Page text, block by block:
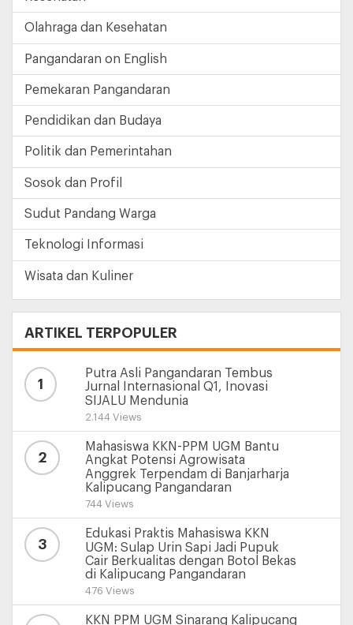
Olahraga dan Kesehatan
Pangandaran on English
Pemekaran Pangandaran
Pendidikan dan Budaya
Politik dan Pemerintahan
Sosok dan Profil
Sudut Pandang Warga
Teknologi Informasi
Wisata dan Kuliner
ARTIKEL TERPOPULER
1
Putra Asli Pangandaran Tembus
Jurnal Internasional Q1, Inovasi
SIJALU Mendunia
2.144 Views
2
Mahasiswa KKN-PPM UGM Bantu
Angkat Potensi Agrowisata
Anggrek Terpendam di Banjarharja
Kalipucang Pangandaran
744 Views
3
Edukasi Praktis Mahasiswa KKN
UGM: Sulap Urin Sapi Jadi Pupuk
Cair Berkualitas dengan Botol Bekas
di Kalipucang Pangandaran
476 Views
KKN PPM UGM Sinarang Kalipucang